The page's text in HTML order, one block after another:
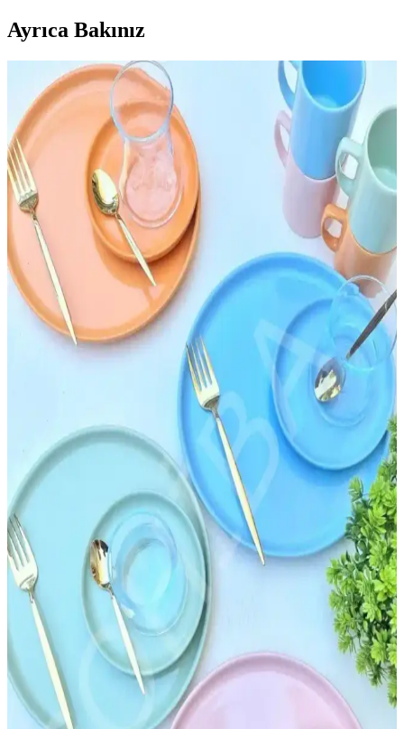
Ayrıca Bakınız
Butcher Block Tezgahların Bakımı ve Korunması:
Mineral Yağ ve Doğru Yüzey İşlemleri
Butcher block tezgahların dayanıklılığı, doğru bakım ve koruma
yöntemlerine bağlıdır. Mineral yağ nemlendirir ancak koruma
sağlamaz. Kuruyan yağlar ve balmumu içeren ürünler tercih
edilmelidir.
İKEA Ankastre Fırın Modülleri ile Modern ve
Fonksiyonel Mutfak Tasarımı
İKEA ankastre fırın modülleri, çeşitli boyut ve tasarım
seçenekleriyle modern mutfaklarda alan tasarrufu ve estetik sağlar,
kolay montaj ve kullanım avantajları sunar.
İç Mekan Tasarımında Fincan Düzeni: Estetik ve
Fincan düzeni, iç mekan tasarımında estetik ve fonksiyonelliği
artıran önemli bir unsurdur. Kullanım kolaylığı ve görsel uyum
sağlayan düzenlemelerle yaşam alanlarınızı geliştirin.
İnce Uzun Raflı Dolaplar: Modern Tasarım ve
Fonksiyonellik Bir Arada
İnce uzun raflı dolaplar, alan tasarrufu sağlar, dayanıklı
malzemelerden üretilir ve modern tasarımlarıyla yaşam alanlarını
güzelleştirir. Çok yönlü kullanım alanlarıyla fonksiyonellik sunar.
Emsan Sonsuz Aşk 2 Kişilik Kahve Fincan Takımı
Modern Tasarımı ve Dayanıklılığıyla Öne Çıkıyor
Emsan Sonsuz Aşk 2 kişilik kahve fincan takımı, modern tasarımı ve
yüksek kaliteli seramik malzemesiyle kahve deneyimini
zenginleştirir, dayanıklı ve kullanışlıdır.
Emsan İstiridye Ürünleri: Mutfak Hijyeni ve